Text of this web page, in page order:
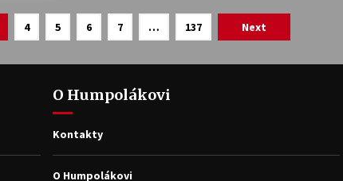
4 5 6 7 … 137 Next
O Humpolákovi
Kontakty
O Humpolákovi